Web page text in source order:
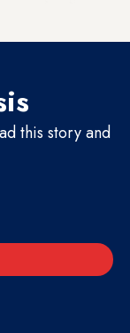
this story and